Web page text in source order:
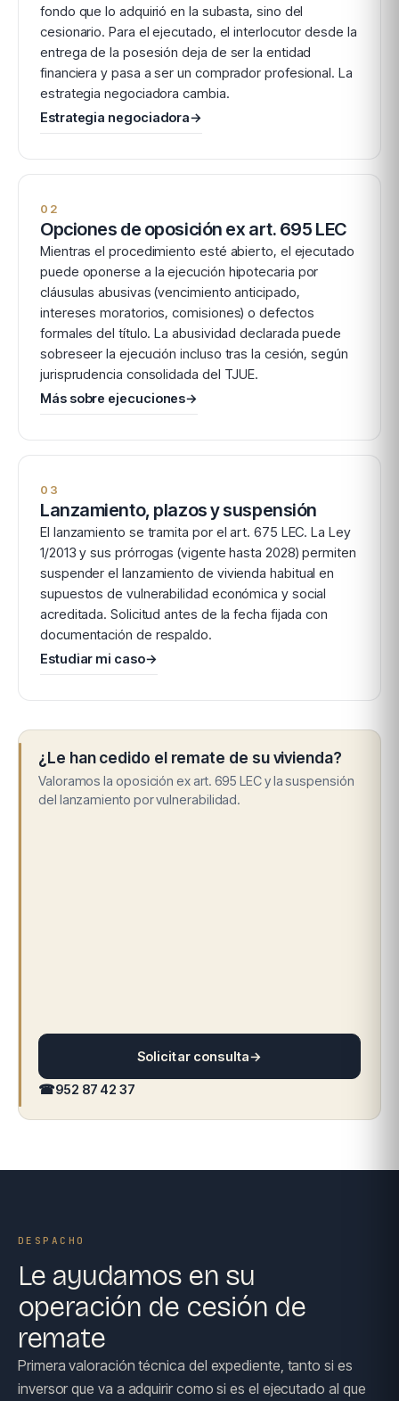
fondo que lo adquirió en la subasta, sino del
cesionario. Para el ejecutado, el interlocutor desde la
entrega de la posesión deja de ser la entidad
financiera y pasa a ser un comprador profesional. La
estrategia negociadora cambia.
Estrategia negociadora→
02
Opciones de oposición ex art. 695 LEC
Mientras el procedimiento esté abierto, el ejecutado
puede oponerse a la ejecución hipotecaria por
cláusulas abusivas (vencimiento anticipado,
intereses moratorios, comisiones) o defectos
formales del título. La abusividad declarada puede
sobreseer la ejecución incluso tras la cesión, según
jurisprudencia consolidada del TJUE.
Más sobre ejecuciones→
03
Lanzamiento, plazos y suspensión
El lanzamiento se tramita por el art. 675 LEC. La Ley
1/2013 y sus prórrogas (vigente hasta 2028) permiten
suspender el lanzamiento de vivienda habitual en
supuestos de vulnerabilidad económica y social
acreditada. Solicitud antes de la fecha fijada con
documentación de respaldo.
Estudiar mi caso→
¿Le han cedido el remate de su vivienda?
Valoramos la oposición ex art. 695 LEC y la suspensión
del lanzamiento por vulnerabilidad.
Solicitar consulta→
☎952 87 42 37
DESPACHO
Le ayudamos en su
operación de cesión de
remate
Primera valoración técnica del expediente, tanto si es
inversor que va a adquirir como si es el ejecutado al que